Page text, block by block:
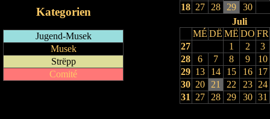
Kategorien
Jugend-Musek
Musek
Strëpp
Comité
18 27 28 29
30
Juli
MÉ DË MË DO FR
27
1 2
3
28
6 7 8 9
10
29 13 14 15 16
17
30 20 21 22 23
24
31
27 28 29 30 31